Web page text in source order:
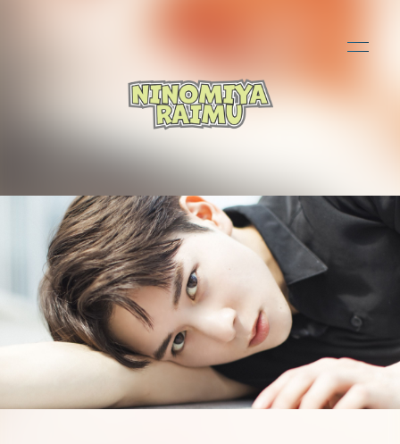
INFORMATION
PROFILE
MOVIE PHOTO
会員登録 ログイン